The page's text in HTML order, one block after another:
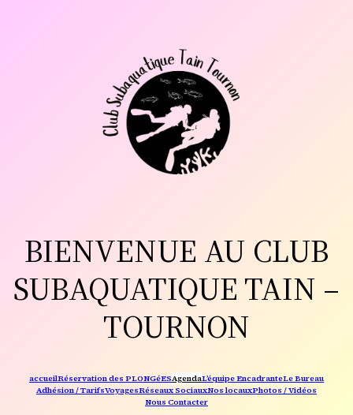
BIENVENUE AU CLUB
SUBAQUATIQUE TAIN –
TOURNON
accueilRéservation des PLONGéESAgendaL’équipe EncadranteLe Bureau
Adhésion / TarifsVoyagesRéseaux SociauxNos locauxPhotos / Vidéos
Nous Contacter